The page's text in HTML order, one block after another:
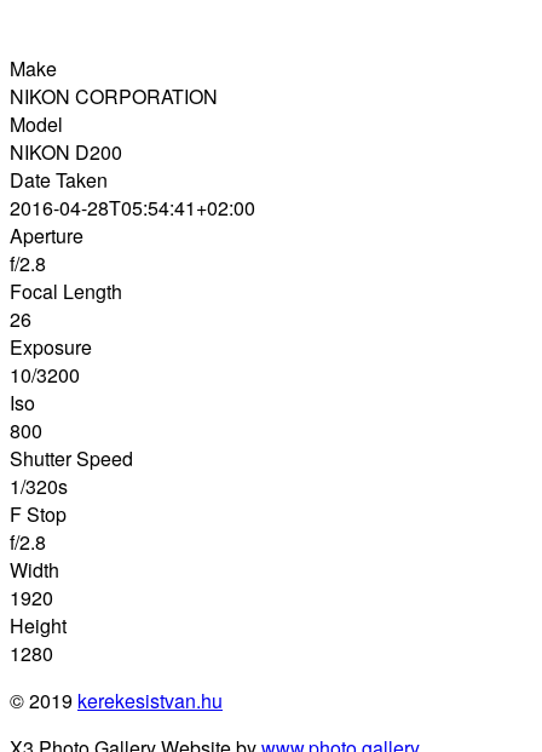
Make
NIKON CORPORATION
Model
NIKON D200
Date Taken
2016-04-28T05:54:41+02:00
Aperture
f/2.8
Focal Length
26
Exposure
10/3200
Iso
800
Shutter Speed
1/320s
F Stop
f/2.8
Width
1920
Height
1280
© 2019 kerekesistvan.hu